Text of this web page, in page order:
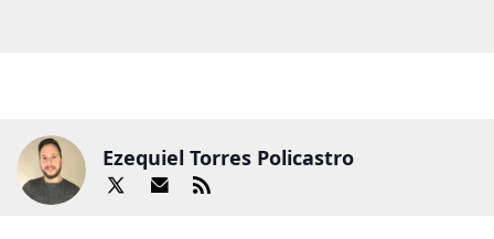
Ezequiel Torres Policastro